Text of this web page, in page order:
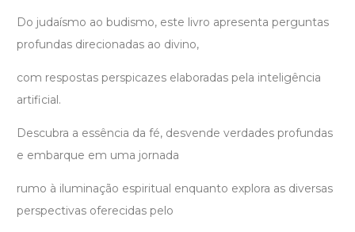
Do judaísmo ao budismo, este livro apresenta perguntas
profundas direcionadas ao divino,
com respostas perspicazes elaboradas pela inteligência
artificial.
Descubra a essência da fé, desvende verdades profundas
e embarque em uma jornada
rumo à iluminação espiritual enquanto explora as diversas
perspectivas oferecidas pelo